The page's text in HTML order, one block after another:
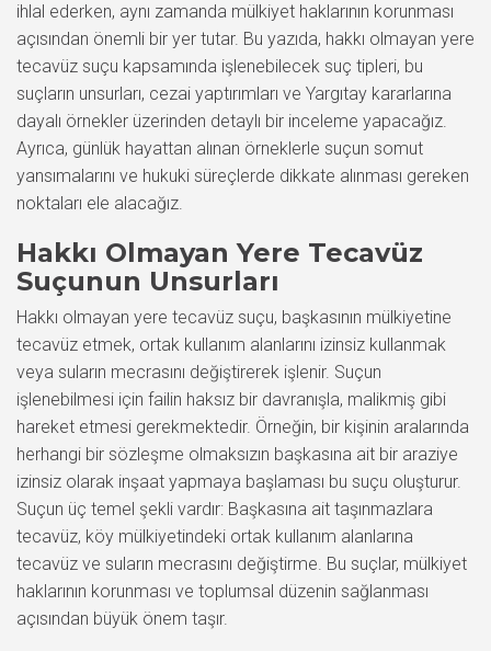
ihlal ederken, aynı zamanda mülkiyet haklarının korunması
açısından önemli bir yer tutar. Bu yazıda, hakkı olmayan yere
tecavüz suçu kapsamında işlenebilecek suç tipleri, bu
suçların unsurları, cezai yaptırımları ve Yargıtay kararlarına
dayalı örnekler üzerinden detaylı bir inceleme yapacağız.
Ayrıca, günlük hayattan alınan örneklerle suçun somut
yansımalarını ve hukuki süreçlerde dikkate alınması gereken
noktaları ele alacağız.
Hakkı Olmayan Yere Tecavüz
Suçunun Unsurları
Hakkı olmayan yere tecavüz suçu, başkasının mülkiyetine
tecavüz etmek, ortak kullanım alanlarını izinsiz kullanmak
veya suların mecrasını değiştirerek işlenir. Suçun
işlenebilmesi için failin haksız bir davranışla, malikmiş gibi
hareket etmesi gerekmektedir. Örneğin, bir kişinin aralarında
herhangi bir sözleşme olmaksızın başkasına ait bir araziye
izinsiz olarak inşaat yapmaya başlaması bu suçu oluşturur.
Suçun üç temel şekli vardır: Başkasına ait taşınmazlara
tecavüz, köy mülkiyetindeki ortak kullanım alanlarına
tecavüz ve suların mecrasını değiştirme. Bu suçlar, mülkiyet
haklarının korunması ve toplumsal düzenin sağlanması
açısından büyük önem taşır.